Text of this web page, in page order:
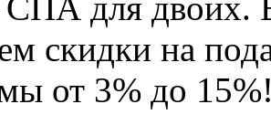
СПА для двоих.
скидки на
от 3% до